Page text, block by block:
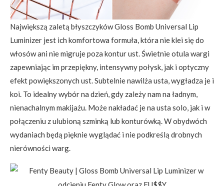
Największą zaletą błyszczyków Gloss Bomb Universal Lip
Luminizer jest ich komfortowa formuła, która nie klei się do
włosów ani nie migruje poza kontur ust. Świetnie otula wargi
zapewniając im przepiękny, intensywny połysk, jak i optyczny
efekt powiększonych ust. Subtelnie nawilża usta, wygładza je i
koi. To idealny wybór na dzień, gdy zależy nam na ładnym,
nienachalnym makijażu. Może nakładać je na usta solo, jak i w
połączeniu z ulubioną szminką lub konturówką. W obydwóch
wydaniach będą pięknie wyglądać i nie podkreślą drobnych
nierówności warg.